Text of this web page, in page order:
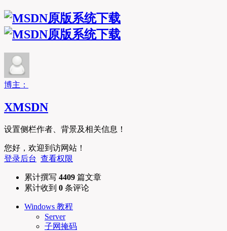
MSDN原版系统下
博主：
XMSDN
设置侧栏作者、背景及相关信息！
您好，欢迎到访网站！
登录后台 查看权限
累计撰写 4409 篇文章
累计收到 0 条评论
Windows 教程
Server
子网掩码